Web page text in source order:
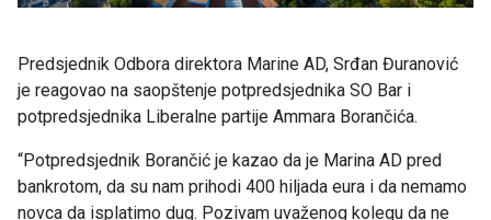
Predsjednik Odbora direktora Marine AD, Srđan Đuranović
je reagovao na saopštenje potpredsjednika SO Bar i
potpredsjednika Liberalne partije Ammara Borančića.
“Potpredsjednik Borančić je kazao da je Marina AD pred
bankrotom, da su nam prihodi 400 hiljada eura i da nemamo
novca da isplatimo dug. Pozivam uvaženog kolegu da ne